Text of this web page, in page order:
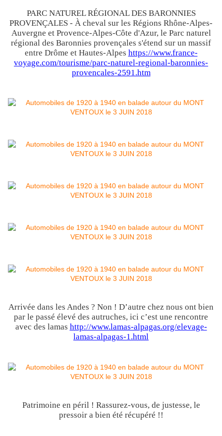
PARC NATUREL RÉGIONAL DES BARONNIES
PROVENÇALES - À cheval sur les Régions Rhône-Alpes-
Auvergne et Provence-Alpes-Côte d'Azur, le Parc naturel
régional des Baronnies provençales s'étend sur un massif
entre Drôme et Hautes-Alpes https://www.france-
voyage.com/tourisme/parc-naturel-regional-baronnies-
provencales-2591.htm
Arrivée dans les Andes ? Non ! D’autre chez nous ont bien
par le passé élevé des autruches, ici c’est une rencontre
avec des lamas http://www.lamas-alpagas.org/elevage-
lamas-alpagas-1.html
Patrimoine en péril ! Rassurez-vous, de justesse, le
pressoir a bien été récupéré !!